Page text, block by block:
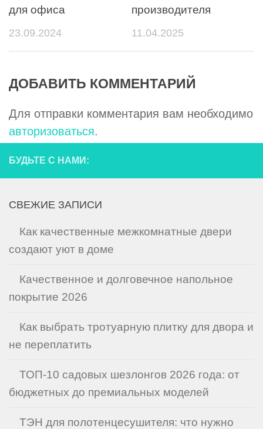
для офиса
23.09.2024
производителя
11.04.2025
ДОБАВИТЬ КОММЕНТАРИЙ
Для отправки комментария вам необходимо
авторизоваться.
БУДЬТЕ С НАМИ:
СВЕЖИЕ ЗАПИСИ
Как качественные межкомнатные двери
создают уют в доме
Качественное и долговечное напольное
покрытие 2026
Как выбрать тротуарную плитку для двора и
не переплатить
ТОП-10 садовых шезлонгов 2026 года: от
бюджетных до премиальных моделей
ТЭН для полотенцесушителя: что нужно